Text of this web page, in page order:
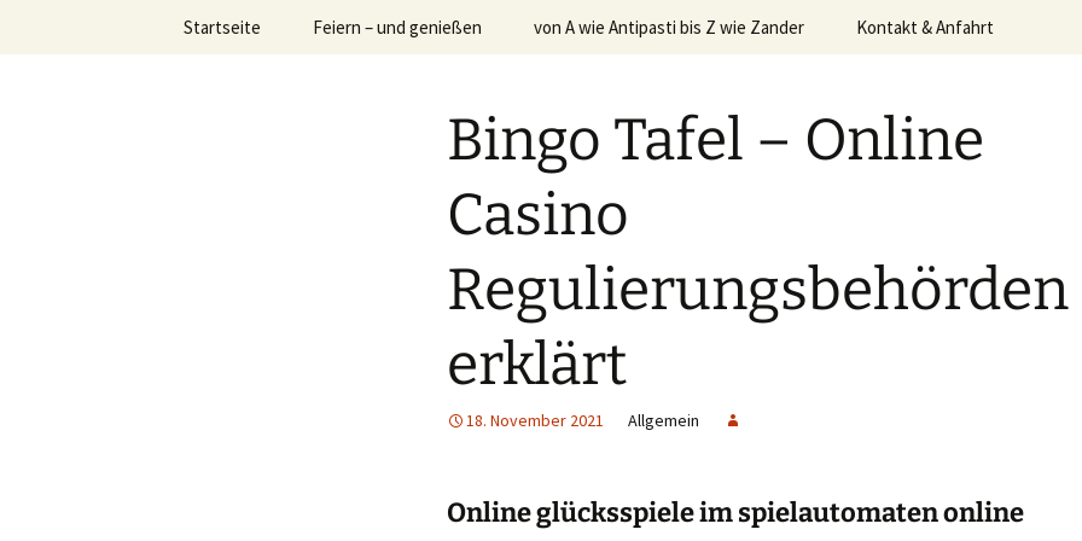
oppelt-delicatering
Partyservice & Delicatering
Startseite Feiern – und genießen von A wie Antipasti bis Z wie Zander Kontakt & Anfahrt
Bingo Tafel – Online
Casino
Regulierungsbehörden
erklärt
18. November 2021 Allgemein
Online glücksspiele im spielautomaten online